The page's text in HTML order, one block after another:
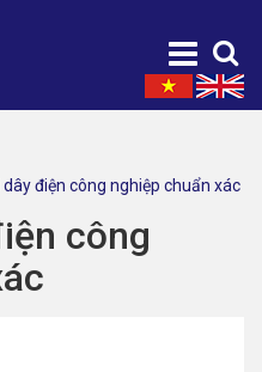
dây điện công nghiệp chuẩn xác
công